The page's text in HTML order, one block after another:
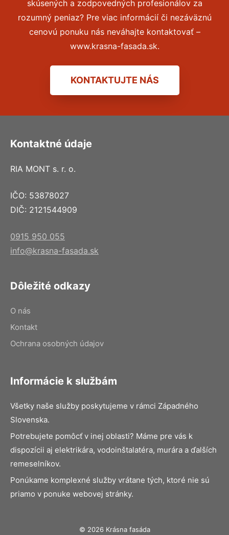
skúsených a zodpovedných profesionálov za
rozumný peniaz? Pre viac informácií či nezáväznú
cenovú ponuku nás neváhajte kontaktovať –
www.krasna-fasada.sk.
KONTAKTUJTE NÁS
Kontaktné údaje
RIA MONT s. r. o.
IČO: 53878027
DIČ: 2121544909
0915 950 055
info@krasna-fasada.sk
Dôležité odkazy
O nás
Kontakt
Ochrana osobných údajov
Informácie k službám
Všetky naše služby poskytujeme v rámci Západného
Slovenska.
Potrebujete pomôcť v inej oblasti? Máme pre vás k
dispozícii aj elektrikára, vodoinštalatéra, murára a ďalších
remeselníkov.
Ponúkame komplexné služby vrátane tých, ktoré nie sú
priamo v ponuke webovej stránky.
© 2026 Krásna fasáda